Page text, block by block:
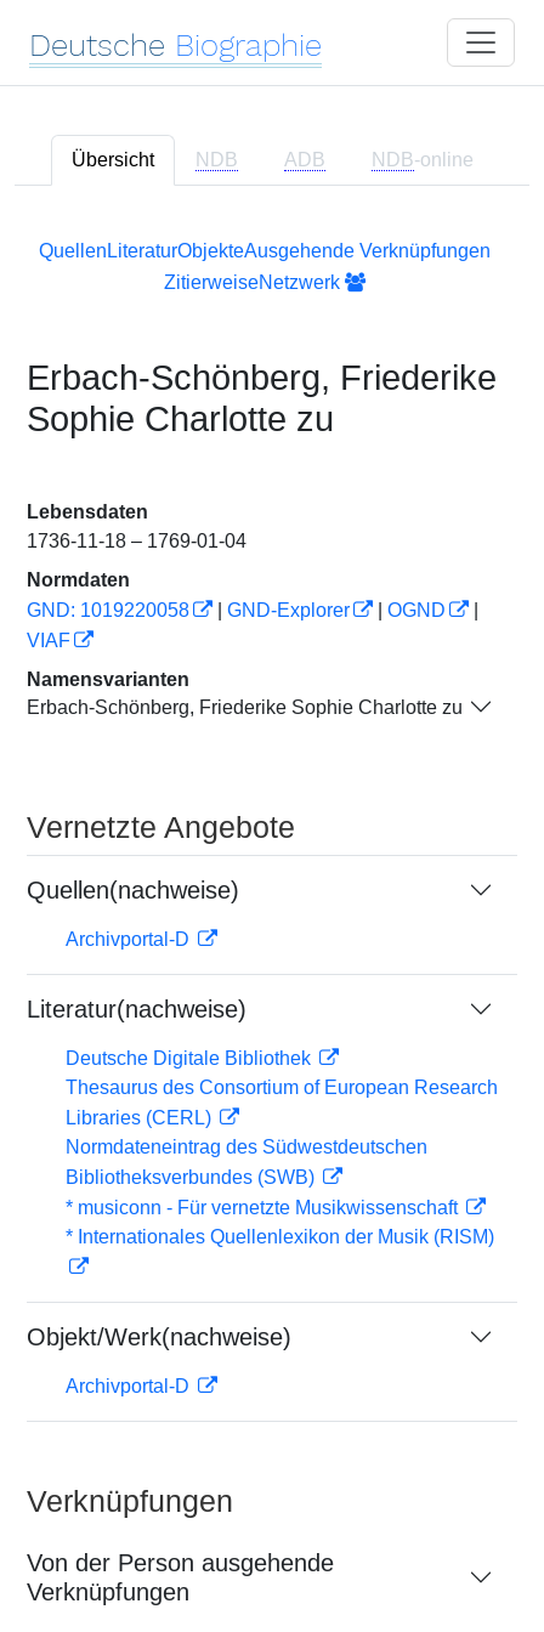
Deutsche Biographie
Übersicht NDB ADB NDB-online
Quellen LiteraturObjekteAusgehende Verknüpfungen
ZitierweiseNetzwerk
Erbach-Schönberg, Friederike
Sophie Charlotte zu
Lebensdaten
1736-11-18 – 1769-01-04
Normdaten
GND: 1019220058
GND-Explorer OGND
VIAF
Namensvarianten
Erbach-Schönberg, Friederike Sophie Charlotte zu
Vernetzte Angebote
Quellen(nachweise)
Archivportal-D
Literatur(nachweise)
Deutsche Digitale Bibliothek
Thesaurus des Consortium of European Research
Libraries (CERL)
Normdateneintrag des Südwestdeutschen
Bibliotheksverbundes (SWB)
* musiconn - Für vernetzte Musikwissenschaft
* Internationales Quellenlexikon der Musik (RISM)
Objekt/Werk(nachweise)
Archivportal-D
Verknüpfungen
Von der Person ausgehende
Verknüpfungen